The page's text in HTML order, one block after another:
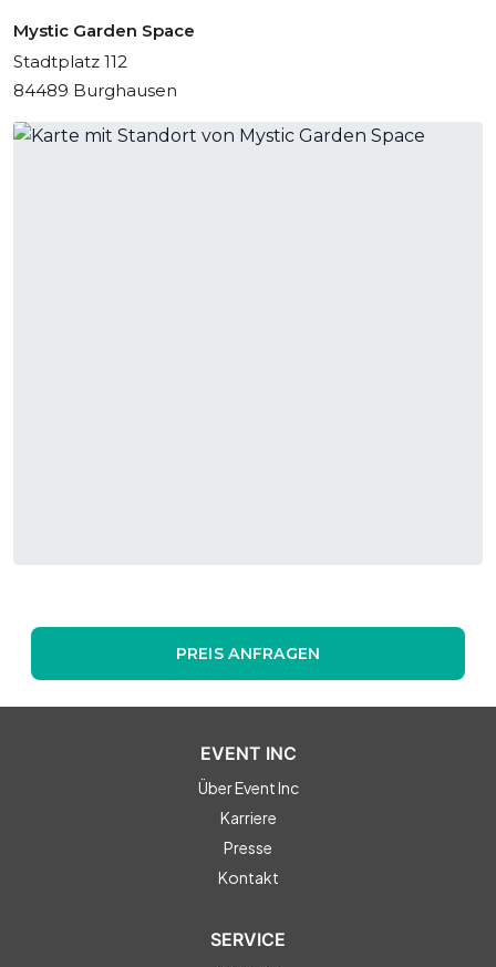
Mystic Garden Space
Stadtplatz 112
84489 Burghausen
PREIS ANFRAGEN
EVENT INC
Über Event Inc
Karriere
Presse
Kontakt
SERVICE